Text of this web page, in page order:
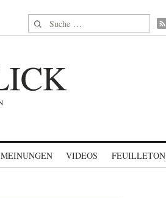
Suche nach:
MEINUNGEN VIDEOS FEUILLETON